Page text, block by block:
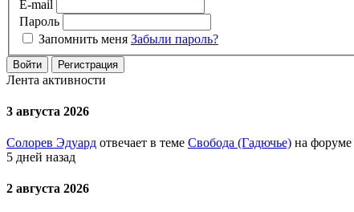
E-mail
Пароль
Запомнить меня Забыли пароль?
Войти Регистрация
Лента активности
3 августа 2026
Солорев Эдуард отвечает в теме Свобода (Гадючье) на форуме
5 дней назад
2 августа 2026